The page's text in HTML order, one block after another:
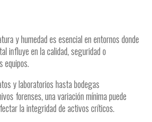
y humedad es esencial en entornos donde
influye en la calidad, seguridad o
equipos.
y laboratorios hasta bodegas
forenses, una variación mínima puede
la integridad de activos críticos.